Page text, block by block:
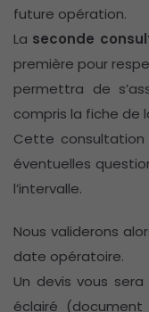
future opération.
La seconde
première pour
permettra de
compris la fiche de la
Cette consultation
éventuelles
l’intervalle.
Nous validerons
date opératoire.
Un devis vous
éclairé